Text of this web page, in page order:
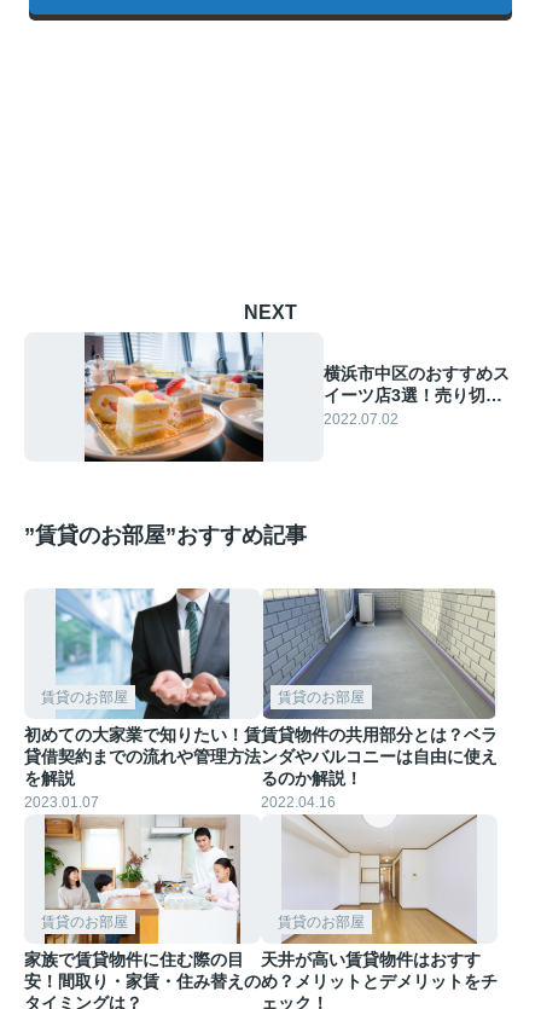
NEXT
横浜市中区のおすすめス
イーツ店3選！売り切れ
注意の人気商品も
2022.07.02
”賃貸のお部屋”おすすめ記事
賃貸のお部屋
初めての大家業で知りたい！賃
貸借契約までの流れや管理方法
を解説
2023.01.07
賃貸のお部屋
賃貸物件の共用部分とは？ベラ
ンダやバルコニーは自由に使え
るのか解説！
2022.04.16
賃貸のお部屋
家族で賃貸物件に住む際の目
安！間取り・家賃・住み替えの
タイミングは？
賃貸のお部屋
天井が高い賃貸物件はおすす
め？メリットとデメリットをチ
ェック！